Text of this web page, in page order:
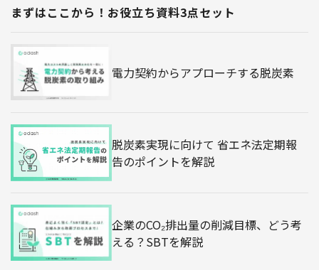
まずはここから！お役立ち資料3点セット
電力契約からアプローチする脱炭素
脱炭素実現に向けて 省エネ法定期報
告のポイントを解説
企業のCO₂排出量の削減目標、どう考
える？SBTを解説